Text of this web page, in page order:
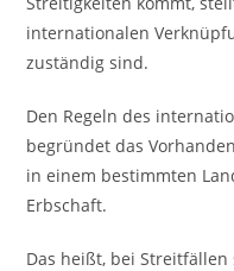
internationalen
zuständig sind.
Den Regeln des
begründet das
in einem bestimmten
Erbschaft.
Das heißt, bei